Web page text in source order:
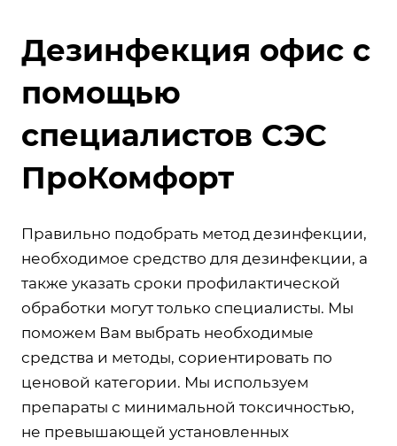
Дезинфекция офис с
помощью
специалистов СЭС
ПроКомфорт
Правильно подобрать метод дезинфекции,
необходимое средство для дезинфекции, а
также указать сроки профилактической
обработки могут только специалисты. Мы
поможем Вам выбрать необходимые
средства и методы, сориентировать по
ценовой категории. Мы используем
препараты с минимальной токсичностью,
не превышающей установленных